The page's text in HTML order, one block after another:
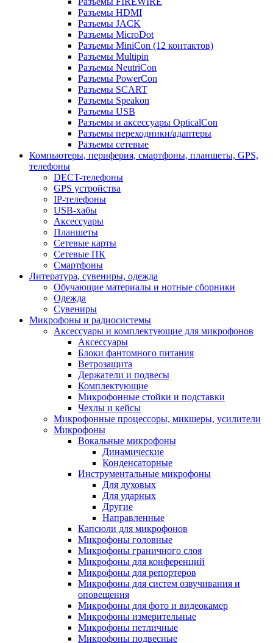
Разъемы HDMI
Разъемы JACK
Разъемы MicroDot
Разъемы MiniCon (12 контактов)
Разъемы Multipin
Разъемы NeutriCon
Разъемы PowerCon
Разъемы SCART
Разъемы Speakon
Разъемы USB
Разъемы и аксессуары OpticalCon
Разъемы переходники/адаптеры
Разъемы сетевые
Компьютеры, периферия, смартфоны, планшеты, GPS,
телефоны
DECT-телефоны
GPS устройства
IP-телефоны
USB-хабы
Аксессуары
Планшеты
Сетевые карты
Сетевые ПК
Смартфоны
Литература, сувениры, одежда
Обучающие материалы и нотные сборники
Одежда
Сувениры
Микрофоны и радиосистемы
Аксессуары и комплектующие для микрофонов
Аксессуары
Блоки фантомного питания
Ветрозащита
Держатели и подвесы
Комплектующие
Микрофонные стойки и подставки
Чехлы и кейсы
Микрофонные процессоры, микшеры, усилители
Микрофоны
Вокальные микрофоны
Динамические
Конденсаторные
Инструментальные микрофоны
Для духовых
Для ударных
Другие
Направленные
Капсюли для микрофонов
Микрофоны головные
Микрофоны граничного слоя
Микрофоны для конференций
Микрофоны для репортеров
Микрофоны для систем озвучивания и
оповещения
Микрофоны для фото и видеокамер
Микрофоны измерительные
Микрофоны петличные
Микрофоны подвесные